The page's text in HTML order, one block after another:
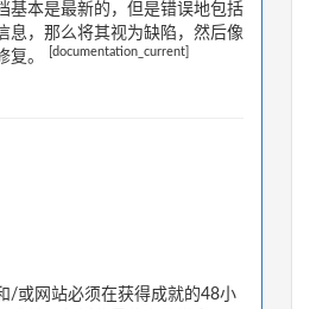
基本是最新的，但是错误地包括
息，那么将其视为缺陷，然后像
复。
[documentation_current]
/或网站必须在获得成就的48小